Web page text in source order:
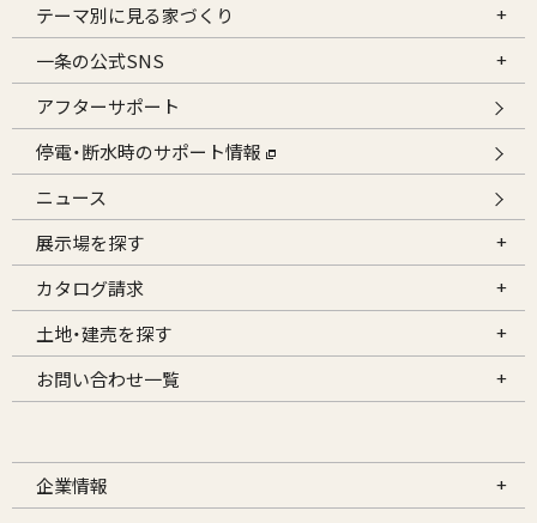
テーマ別に見る家づくり
一条の公式SNS
アフターサポート
停電・断水時のサポート情報
ニュース
展示場を探す
カタログ請求
土地・建売を探す
お問い合わせ一覧
企業情報